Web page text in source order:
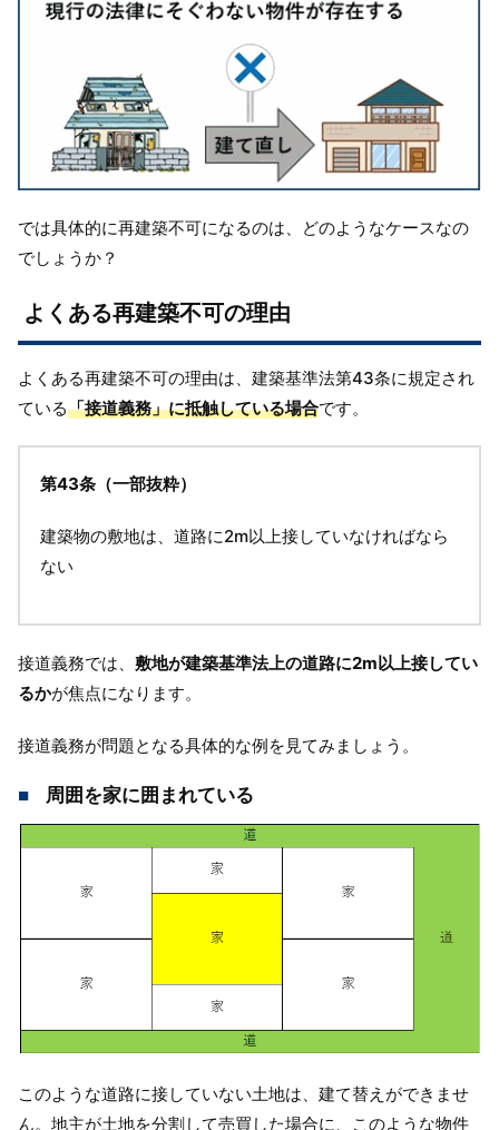
では具体的に再建築不可になるのは、どのようなケースなの
でしょうか？
よくある再建築不可の理由
よくある再建築不可の理由は、建築基準法第43条に規定され
ている「接道義務」に抵触している場合です。
第43条（一部抜粋）
建築物の敷地は、道路に2m以上接していなければなら
ない
接道義務では、 敷地が建築基準法上の道路に2m以上接してい
るかが焦点になります。
接道義務が問題となる具体的な例を見てみましょう。
周囲を家に囲まれている
このような道路に接していない土地は、建て替えができませ
ん。地主が土地を分割して売買した場合に、このような物件